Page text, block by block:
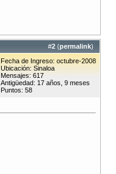
#2 (permalink)
Fecha de Ingreso: octubre-2008
Ubicación: Sinaloa
Mensajes: 617
Antigüedad: 17 años, 9 meses
Puntos: 58